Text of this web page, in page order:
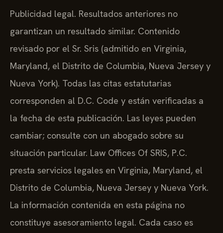
Publicidad legal. Resultados anteriores no
garantizan un resultado similar. Contenido
revisado por el Sr. Sris (admitido en Virginia,
Maryland, el Distrito de Columbia, Nueva Jersey y
Nueva York). Todas las citas estatutarias
corresponden al D.C. Code y están verificadas a
la fecha de esta publicación. Las leyes pueden
cambiar; consulte con un abogado sobre su
situación particular. Law Offices Of SRIS, P.C.
presta servicios legales en Virginia, Maryland, el
Distrito de Columbia, Nueva Jersey y Nueva York.
La información contenida en esta página no
constituye asesoramiento legal. Cada caso es